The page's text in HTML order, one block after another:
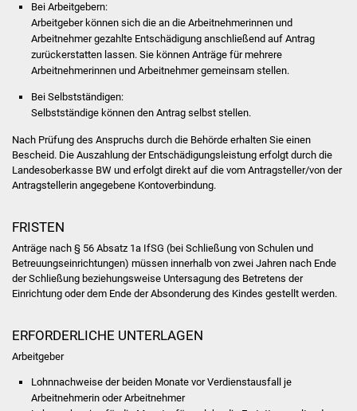
Suenergie
NETZMonitor
Ärzte und Apotheken
Pflege von Angehörigen
ÖPNV
Abfall und Entsorgung
Kultur & Freizeit
Bei Arbeitgebern:
Arbeitgeber können sich die an die Arbeitnehmerinnen und
Arbeitnehmer gezahlte Entschädigung anschließend auf Antrag
zurückerstatten lassen. Sie können Anträge für mehrere
Arbeitnehmerinnen und Arbeitnehmer gemeinsam stellen.
Bei Selbstständigen:
Selbstständige können den Antrag selbst stellen.
Nach Prüfung des Anspruchs durch die Behörde erhalten Sie einen
Bescheid. Die Auszahlung der Entschädigungsleistung erfolgt durch die
Landesoberkasse BW und erfolgt direkt auf die vom Antragsteller/von der
Antragstellerin angegebene Kontoverbindung.
FRISTEN
Anträge nach § 56 Absatz 1a IfSG (bei Schließung von Schulen und
Betreuungseinrichtungen) müssen innerhalb von zwei Jahren nach Ende
der Schließung beziehungsweise Untersagung des Betretens der
Einrichtung oder dem Ende der Absonderung des Kindes gestellt werden.
ERFORDERLICHE UNTERLAGEN
Arbeitgeber
Lohnnachweise der beiden Monate vor Verdienstausfall je
Arbeitnehmerin oder Arbeitnehmer